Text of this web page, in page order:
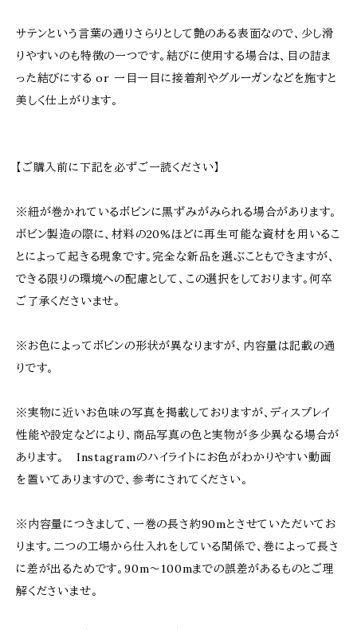
サテンという言葉の通りさらりとして艶のある表面なので、少し滑
りやすいのも特徴の一つです。結びに使用する場合は、目の詰ま
った結びにする or 一目一目に接着剤やグルーガンなどを施すと
美しく仕上がります。
【ご購入前に下記を必ずご一読ください】
※紐が巻かれているボビンに黒ずみがみられる場合があります。
ボビン製造の際に、材料の20%ほどに再生可能な資材を用いるこ
とによって起きる現象です。完全な新品を選ぶこともできますが、
できる限りの環境への配慮として、この選択をしております。何卒
ご了承くださいませ。
※お色によってボビンの形状が異なりますが、内容量は記載の通
りです。
※実物に近いお色味の写真を掲載しておりますが、ディスプレイ
性能や設定などにより、商品写真の色と実物が多少異なる場合が
あります。 Instagramのハイライトにお色がわかりやすい動画
を置いてありますので、参考にされてください。
※内容量につきまして、一巻の長さ約90mとさせていただいてお
ります。二つの工場から仕入れをしている関係で、巻によって長さ
に差が出るためです。90m〜100mまでの誤差があるものとご理
解くださいませ。